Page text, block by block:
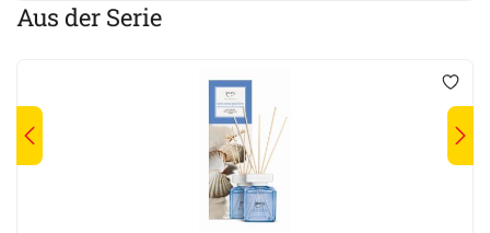
Aus der Serie